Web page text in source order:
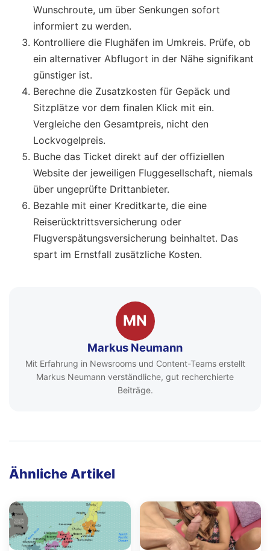
Wunschroute, um über Senkungen sofort
informiert zu werden.
Kontrolliere die Flughäfen im Umkreis. Prüfe, ob
ein alternativer Abflugort in der Nähe signifikant
günstiger ist.
Berechne die Zusatzkosten für Gepäck und
Sitzplätze vor dem finalen Klick mit ein.
Vergleiche den Gesamtpreis, nicht den
Lockvogelpreis.
Buche das Ticket direkt auf der offiziellen
Website der jeweiligen Fluggesellschaft, niemals
über ungeprüfte Drittanbieter.
Bezahle mit einer Kreditkarte, die eine
Reiserücktrittsversicherung oder
Flugverspätungsversicherung beinhaltet. Das
spart im Ernstfall zusätzliche Kosten.
MN
Markus Neumann
Mit Erfahrung in Newsrooms und Content-Teams erstellt
Markus Neumann verständliche, gut recherchierte
Beiträge.
Ähnliche Artikel